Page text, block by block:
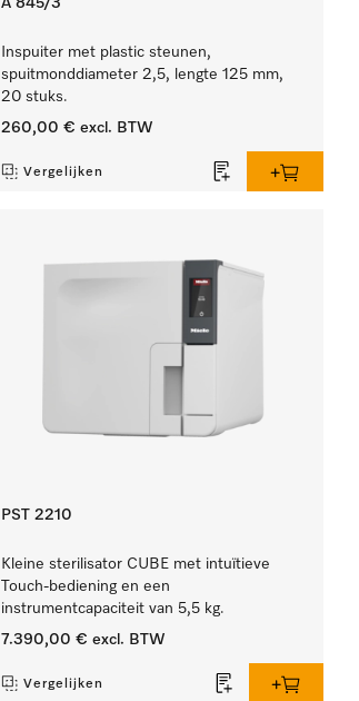
A 845/3
Inspuiter met plastic steunen,
spuitmonddiameter 2,5, lengte 125 mm,
20 stuks.
260,00 € excl. BTW
Vergelijken
PST 2210
Kleine sterilisator CUBE met intuïtieve
Touch-bediening en een
instrumentcapaciteit van 5,5 kg.
7.390,00 € excl. BTW
Vergelijken